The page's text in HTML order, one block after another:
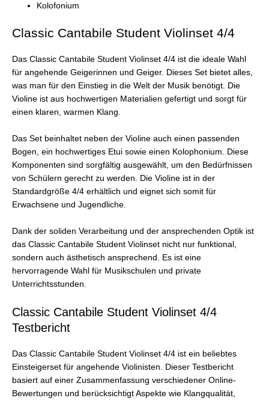
Kolofonium
Classic Cantabile Student Violinset 4/4
Das Classic Cantabile Student Violinset 4/4 ist die ideale Wahl
für angehende Geigerinnen und Geiger. Dieses Set bietet alles,
was man für den Einstieg in die Welt der Musik benötigt. Die
Violine ist aus hochwertigen Materialien gefertigt und sorgt für
einen klaren, warmen Klang.
Das Set beinhaltet neben der Violine auch einen passenden
Bogen, ein hochwertiges Etui sowie einen Kolophonium. Diese
Komponenten sind sorgfältig ausgewählt, um den Bedürfnissen
von Schülern gerecht zu werden. Die Violine ist in der
Standardgröße 4/4 erhältlich und eignet sich somit für
Erwachsene und Jugendliche.
Dank der soliden Verarbeitung und der ansprechenden Optik ist
das Classic Cantabile Student Violinset nicht nur funktional,
sondern auch ästhetisch ansprechend. Es ist eine
hervorragende Wahl für Musikschulen und private
Unterrichtsstunden.
Classic Cantabile Student Violinset 4/4
Testbericht
Das Classic Cantabile Student Violinset 4/4 ist ein beliebtes
Einsteigerset für angehende Violinisten. Dieser Testbericht
basiert auf einer Zusammenfassung verschiedener Online-
Bewertungen und berücksichtigt Aspekte wie Klangqualität,